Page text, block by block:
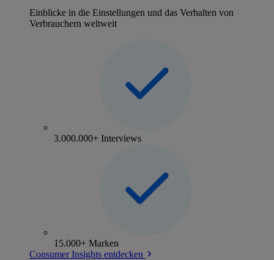
Einblicke in die Einstellungen und das Verhalten von
Verbrauchern weltweit
3.000.000+ Interviews
15.000+ Marken
Consumer Insights entdecken